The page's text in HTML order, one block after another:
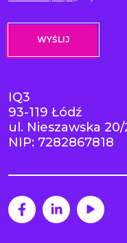
IQ3
93-119 Łódź
ul. Nieszawska 20/
NIP: 7282867818